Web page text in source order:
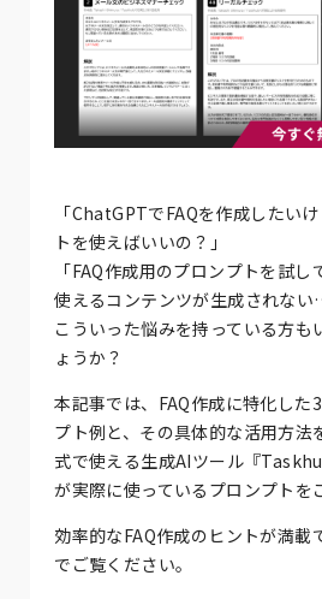
「ChatGPTでFAQを作成したい
トを使えばいいの？」
「FAQ作成用のプロンプトを試
使えるコンテンツが生成されない
こういった悩みを持っている方も
ょうか？
本記事では、FAQ作成に特化した
プト例と、その具体的な活用方法
式で使える生成AIツール『
が実際に使っているプロンプトを
効率的なFAQ作成のヒントが満載
でご覧ください。